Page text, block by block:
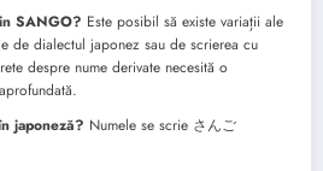
SANGO? Este posibil să existe variații ale
de dialectul japonez sau de scrierea cu
despre nume derivate necesită o
japoneză? Numele se scrie さんご